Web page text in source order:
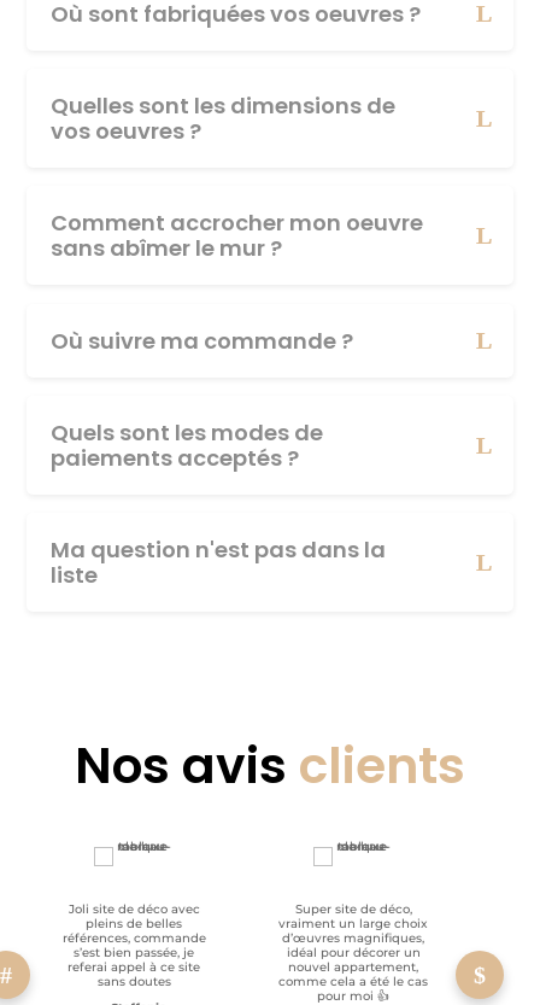
Où sont fabriquées vos oeuvres ?
Quelles sont les dimensions de
vos oeuvres ?
Comment accrocher mon oeuvre
sans abîmer le mur ?
Où suivre ma commande ?
Quels sont les modes de
paiements acceptés ?
Ma question n'est pas dans la
liste
Nos avis clients
Joli site de déco avec
pleins de belles
références, commande
s’est bien passée, je
referai appel à ce site
sans doutes
Super site de déco,
vraiment un large choix
d’œuvres magnifiques,
idéal pour décorer un
nouvel appartement,
comme cela a été le cas
pour moi 👍